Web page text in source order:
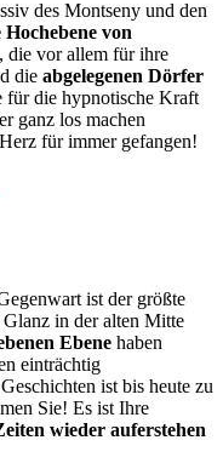
des Montseny und den
von
die vor allem für ihre
die abgelegenen Dörfer
für die hypnotische Kraft
ganz los machen
für immer gefangen!
ist der größte
in der alten Mitte
Ebene haben
einträchtig
ist bis heute zu
Sie! Es ist Ihre
wieder auferstehen